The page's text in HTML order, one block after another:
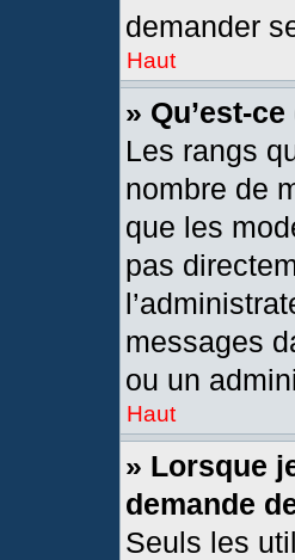
demander
Haut
» Qu’est-
Les rangs
nombre de
que les
pas
messages
ou un
Haut
» Lorsque
demande
Seuls les